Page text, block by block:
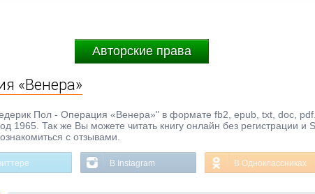
Авторские права
«Венера»
Пол - Операция «Венера»" в формате fb2, epub, txt, doc,
1965. Так же Вы можете читать книгу онлайн без регистрации и
с отзывами.
В Instagram В Одноклассниках